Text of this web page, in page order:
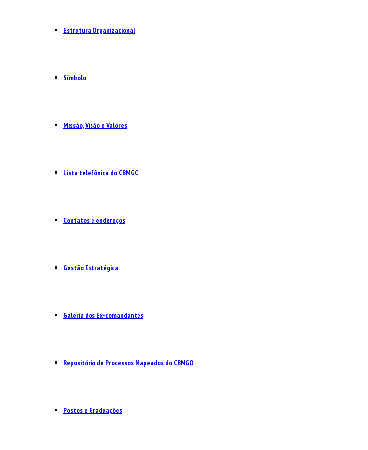
Estrutura Organizacional
Símbolo
Missão, Visão e Valores
Lista telefônica do CBMGO
Contatos e endereços
Gestão Estratégica
Galeria dos Ex-comandantes
Repositório de Processos Mapeados do CBMGO
Postos e Graduações